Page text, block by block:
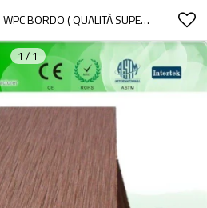
PAVIMENTAZIONE DI WPC BORDO ( QUALITÀ SUPERIORE ), WPC PANNELLI
1 / 1